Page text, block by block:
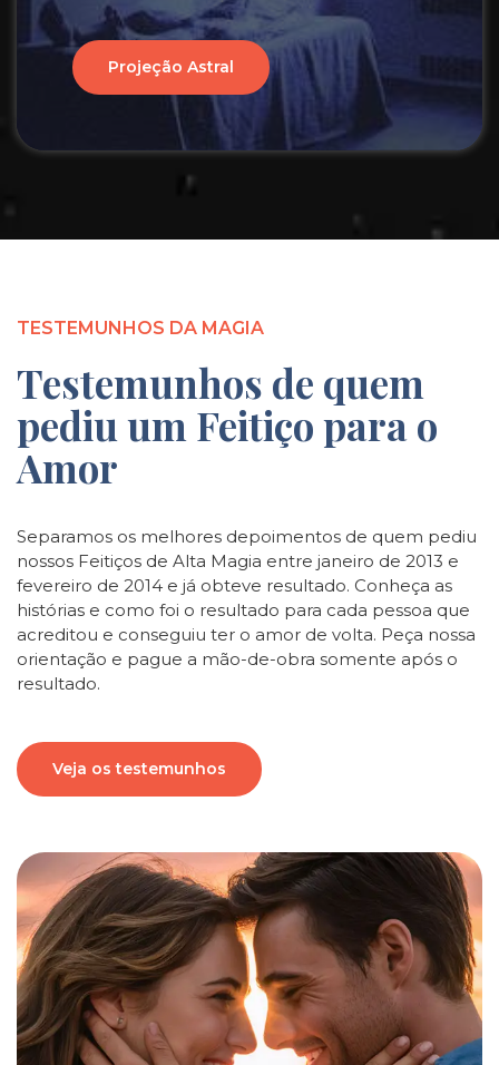
Projeção Astral
TESTEMUNHOS DA MAGIA
Testemunhos de quem
pediu um Feitiço para o
Amor
Separamos os melhores depoimentos de quem pediu
nossos Feitiços de Alta Magia entre janeiro de 2013 e
fevereiro de 2014 e já obteve resultado. Conheça as
histórias e como foi o resultado para cada pessoa que
acreditou e conseguiu ter o amor de volta. Peça nossa
orientação e pague a mão-de-obra somente após o
resultado.
Veja os testemunhos